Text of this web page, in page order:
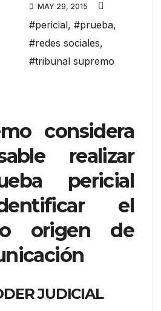
MAY 29, 2015
#pericial, #prueba,
#redes sociales,
#tribunal supremo
considera
realizar
pericial
el
origen de
JUDICIAL